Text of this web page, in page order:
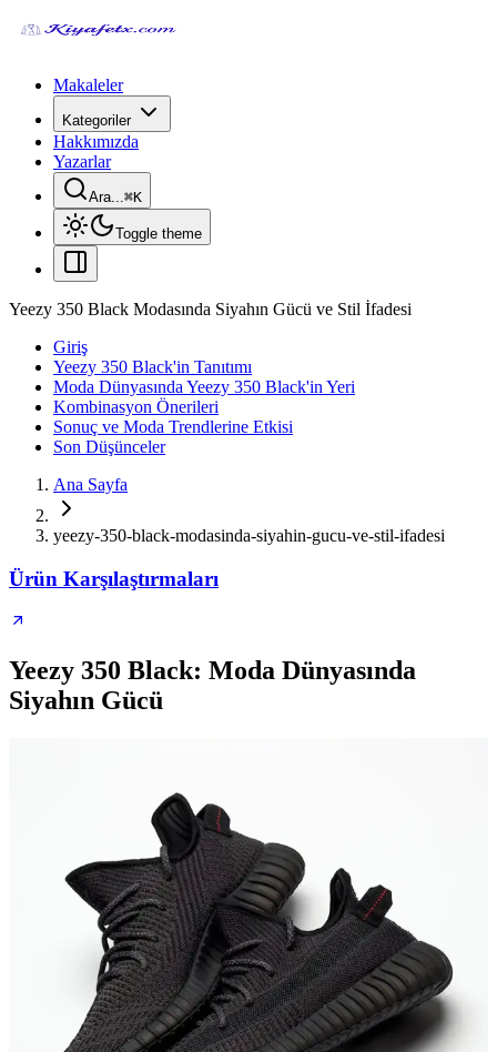
Makaleler
Kategoriler
Hakkımızda
Yazarlar
Ara...⌘K
Toggle theme
Yeezy 350 Black Modasında Siyahın Gücü ve Stil İfadesi
Giriş
Yeezy 350 Black'in Tanıtımı
Moda Dünyasında Yeezy 350 Black'in Yeri
Kombinasyon Önerileri
Sonuç ve Moda Trendlerine Etkisi
Son Düşünceler
Ana Sayfa
yeezy-350-black-modasinda-siyahin-gucu-ve-stil-ifadesi
Ürün Karşılaştırmaları
Yeezy 350 Black: Moda Dünyasında
Siyahın Gücü